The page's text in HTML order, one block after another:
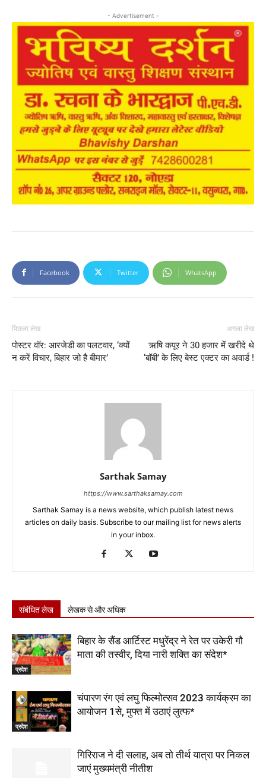
- Advertisement -
Facebook Twitter WhatsApp
पिछला लेख
पोस्टर वॉर: आरजेडी का पलटवार, ‘क्यों
न करें विचार, बिहार जो है बीमार’
अगला लेख
ऋषि कपूर ने 30 हजार में खरीदे थे
‘बॉबी’ के लिए बेस्ट एक्टर का अवार्ड !
Sarthak Samay
https://www.sarthaksamay.com
Sarthak Samay is a news website, which publish latest news
articles on daily basis. Subscribe to our mailing list for news alerts
in your inbox.
संबंधित लेख लेखक से और अधिक
प्रदेश
बिहार के सैंड आर्टिस्ट मधुरेंद्र ने रेत पर उकेरी गौ
माता की तस्वीर, दिया नारी शक्ति का संदेश*
प्रदेश
चंपारण रंग एवं लघु फिल्मोत्सव 2023 कार्यक्रम का
आयोजन 1से, मुफ्त में उठाएं लुत्फ*
गिरिराज ने दी सलाह, अब तो तीर्थ यात्रा पर निकल
जाएं मुख्यमंत्री नीतीश